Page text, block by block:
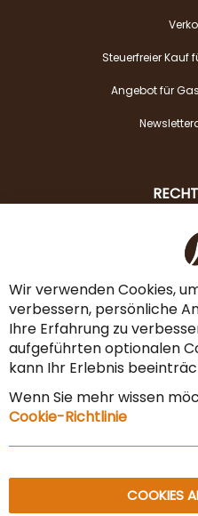
Steuerfreier Kauf
Angebot für
Liefer- &
AGB &
Vertrag
Wir verwenden Cookies,
verbessern, persönliche
Ihre Erfahrung zu
aufgeführten optionalen
kann Ihr Erlebnis
Wenn Sie mehr wissen
Cookie-Richtlinie
COOKIES